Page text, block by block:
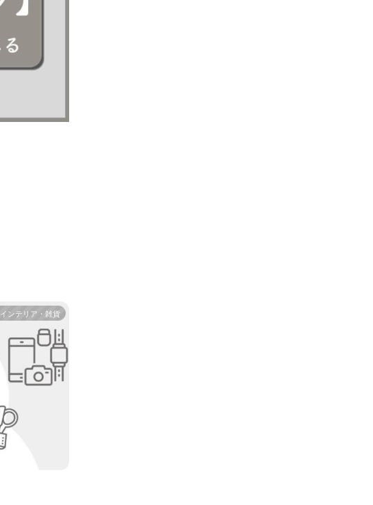
インテリア・雑貨